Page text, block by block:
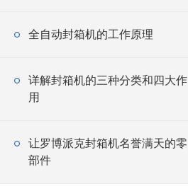
全自动封箱机的工作原理
详解封箱机的三种分类和四大作
用
让罗博派克封箱机名誉满天的零
部件